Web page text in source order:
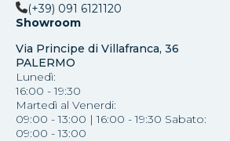
(+39) 091 6121120
Showroom
Via Principe di Villafranca, 36
PALERMO
Lunedì:
16:00 - 19:30
Martedì al Venerdi:
09:00 - 13:00 | 16:00 - 19:30 Sabato:
09:00 - 13:00